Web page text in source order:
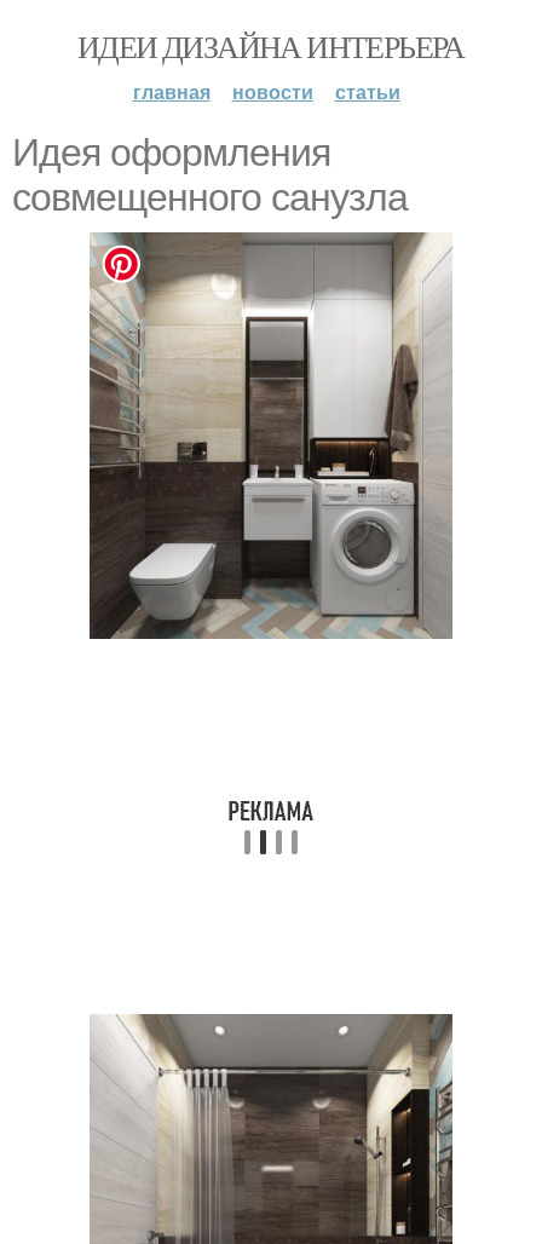
ИДЕИ ДИЗАЙНА ИНТЕРЬЕРА
главная новости статьи
Идея оформления
совмещенного санузла